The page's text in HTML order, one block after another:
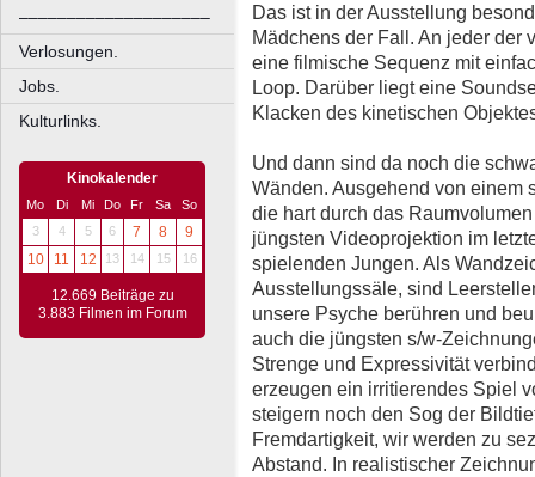
––––––––––––––––––––
Verlosungen.
Jobs.
Kulturlinks.
Kinokalender
Mo Di Mi Do Fr Sa
So
3
4 5 6 7 8
9
10
11 12 13 14 15 16
12.669 Beiträge zu
3.883 Filmen im Forum
Das ist in der Ausstellung
Mädchens der Fall. An jeder der
eine filmische Sequenz mit
Loop. Darüber liegt eine
Klacken des kinetischen
Und dann sind da noch die
Wänden. Ausgehend von einem
die hart durch das
jüngsten Videoprojektion im
spielenden Jungen. Als
Ausstellungssäle, sind
unsere Psyche berühren und
auch die jüngsten s/w-
Strenge und Expressivität
erzeugen ein irritierendes Spiel
steigern noch den Sog der
Fremdartigkeit, wir werden zu
Abstand. In realistischer